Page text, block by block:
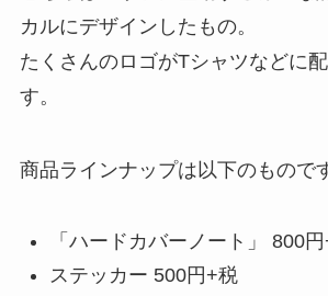
カルにデザインしたもの。
たくさんのロゴがTシャツなどに
す。
商品ラインナップは以下のもので
「ハードカバーノート」 800
ステッカー 500円+税